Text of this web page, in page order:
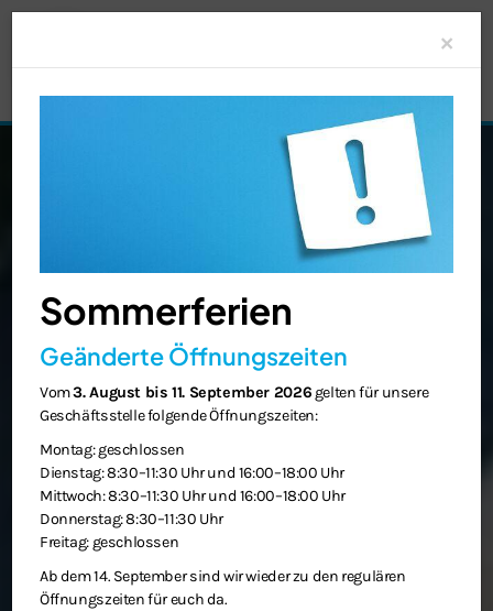
×
Sommerferien
Geänderte Öffnungszeiten
Vom3. August bis 11. September 2026 gelten für unsere
Geschäftsstelle folgende Öffnungszeiten:
Montag: geschlossen
Dienstag: 8:30–11:30 Uhr und 16:00–18:00 Uhr
Mittwoch: 8:30–11:30 Uhr und 16:00–18:00 Uhr
Donnerstag: 8:30–11:30 Uhr
Freitag: geschlossen
Ab dem 14. September sind wir wieder zu den regulären
Öffnungszeiten für euch da.